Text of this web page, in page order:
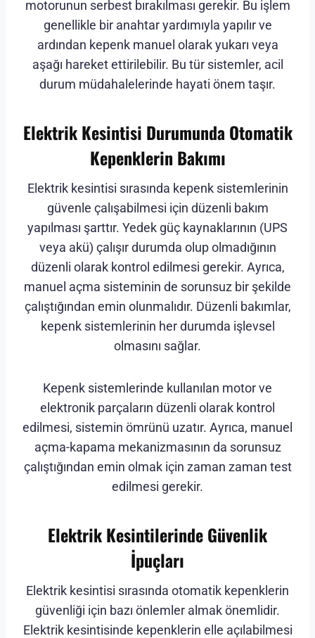
motorunun serbest bırakılması gerekir. Bu işlem
genellikle bir anahtar yardımıyla yapılır ve
ardından kepenk manuel olarak yukarı veya
aşağı hareket ettirilebilir. Bu tür sistemler, acil
durum müdahalelerinde hayati önem taşır.
Elektrik Kesintisi Durumunda Otomatik
Kepenklerin Bakımı
Elektrik kesintisi sırasında kepenk sistemlerinin
güvenle çalışabilmesi için düzenli bakım
yapılması şarttır. Yedek güç kaynaklarının (UPS
veya akü) çalışır durumda olup olmadığının
düzenli olarak kontrol edilmesi gerekir. Ayrıca,
manuel açma sisteminin de sorunsuz bir şekilde
çalıştığından emin olunmalıdır. Düzenli bakımlar,
kepenk sistemlerinin her durumda işlevsel
olmasını sağlar.
Kepenk sistemlerinde kullanılan motor ve
elektronik parçaların düzenli olarak kontrol
edilmesi, sistemin ömrünü uzatır. Ayrıca, manuel
açma-kapama mekanizmasının da sorunsuz
çalıştığından emin olmak için zaman zaman test
edilmesi gerekir.
Elektrik Kesintilerinde Güvenlik
İpuçları
Elektrik kesintisi sırasında otomatik kepenklerin
güvenliği için bazı önlemler almak önemlidir.
Elektrik kesintisinde kepenklerin elle açılabilmesi